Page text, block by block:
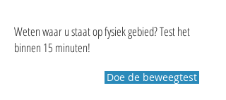
Weten waar u staat op fysiek gebied? Test het
binnen 15 minuten!
Doe de beweegtest